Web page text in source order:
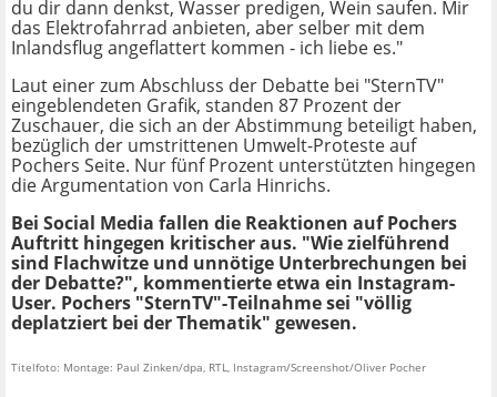
du dir dann denkst, Wasser predigen, Wein saufen. Mir
das Elektrofahrrad anbieten, aber selber mit dem
Inlandsflug angeflattert kommen - ich liebe es."
Laut einer zum Abschluss der Debatte bei "SternTV"
eingeblendeten Grafik, standen 87 Prozent der
Zuschauer, die sich an der Abstimmung beteiligt haben,
bezüglich der umstrittenen Umwelt-Proteste auf
Pochers Seite. Nur fünf Prozent unterstützten hingegen
die Argumentation von Carla Hinrichs.
Bei Social Media fallen die Reaktionen auf Pochers
Auftritt hingegen kritischer aus. "Wie zielführend
sind Flachwitze und unnötige Unterbrechungen bei
der Debatte?", kommentierte etwa ein Instagram-
User. Pochers "SternTV"-Teilnahme sei "völlig
deplatziert bei der Thematik" gewesen.
Titelfoto: Montage: Paul Zinken/dpa, RTL, Instagram/Screenshot/Oliver Pocher